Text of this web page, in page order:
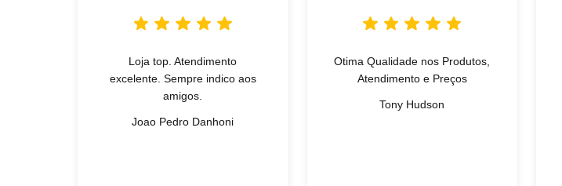
Loja top. Atendimento
excelente. Sempre indico aos
amigos.
Joao Pedro Danhoni
Otima Qualidade nos Produtos,
Atendimento e Preços
Tony Hudson